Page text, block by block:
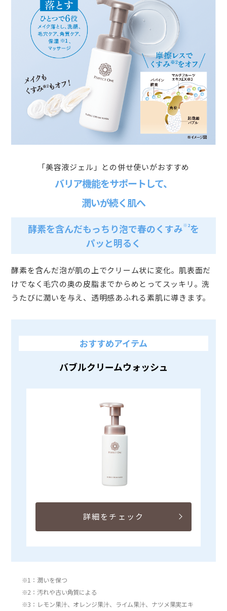
「美容液ジェル」との併せ使いがおすすめ
バリア機能をサポートして、
潤いが続く肌へ
酵素を含んだもっちり泡で春のくすみ※2を
パッと明るく
酵素を含んだ泡が肌の上でクリーム状に変化。肌表面だ
けでなく毛穴の奥の皮脂までからめとってスッキリ。洗
うたびに潤いを与え、透明感あふれる素肌に導きます。
おすすめアイテム
バブルクリームウォッシュ
詳細をチェック
※1：潤いを保つ
※2：汚れや古い角質による
※3：レモン果汁、オレンジ果汁、ライム果汁、ナツメ果実エキ